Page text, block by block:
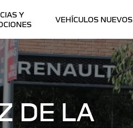
Y
VEHÍCULOS NUEVOS
DE LA